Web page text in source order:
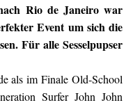
Rio de Janeiro war
Event um sich die
Für alle Sesselpupser
als im Finale Old-School
Surfer John John